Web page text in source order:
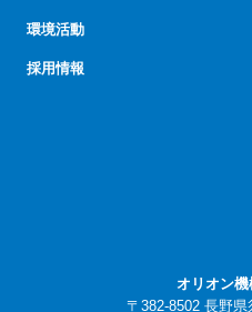
環境活動
採用情報
オリオン
〒382-8502 長野